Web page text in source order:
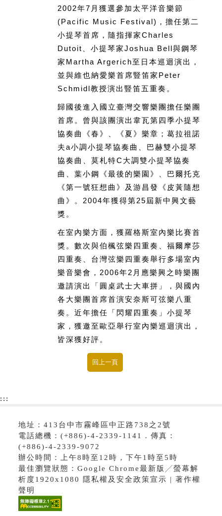
2002年7月獲選參加太平洋音樂節
(Pacific Music Festival)，擔任第二
小提琴首席，隨指揮家Charles
Dutoit、小提琴家Joshua Bell與鋼琴
家Martha Argerich至日本巡迴演出，
並與維也納愛樂首席豎笛家Peter
Schmidl教授演出豎笛五重奏。
歸國後進入國立臺灣交響樂團擔任樂團
首席。曾與該團演出韋瓦第四季小提琴
協奏曲《春》、《夏》樂章；葛拉祖諾
夫a小調小提琴協奏曲、巴赫雙小提琴
協奏曲、莫札特C大調雙小提琴協奏
曲、葉小鋼《最後的樂園》、巴爾托克
《第一號狂想曲》及游昌發《皮黃隨想
曲》。2004年獲得第25屆新中興文藝
獎。
在室內樂方面，獲羅格斯室內樂比賽首
獎。數次與伯楓弦樂四重奏、福爾摩莎
四重奏、台灣弦樂四重奏舉行多場室內
樂音樂會，2006年2月應樂興之時樂團
邀請演出「圓桌武士大車拼」，與國內
各大樂團首席首演安奈斯可弦樂八重
奏。近年擔任「閃耀四重奏」小提琴
家，獲邀至歐亞舉行室內樂巡迴演出，
皆深獲好評。
:::
地址：413台中市霧峰區中正路738之2號
電話總機：(+886)-4-2339-1141．傳真：
(+886)-4-2339-9072
辦公時間：上午8時至12時，下午1時至5時
最佳瀏覽狀態：Google Chrome最新版╱螢幕解
析度1920x1080 隱私權及安全政策宣示 | 著作權
聲明